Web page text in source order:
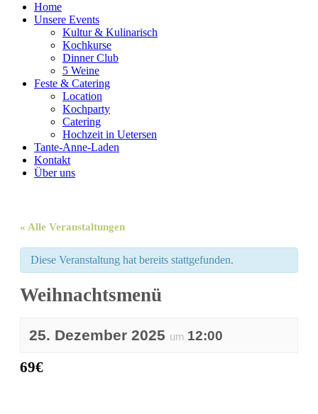
Home
Unsere Events
Kultur & Kulinarisch
Kochkurse
Dinner Club
5 Weine
Feste & Catering
Location
Kochparty
Catering
Hochzeit in Uetersen
Tante-Anne-Laden
Kontakt
Über uns
« Alle Veranstaltungen
Diese Veranstaltung hat bereits stattgefunden.
Weihnachtsmenü
25. Dezember 2025 um 12:00
69€